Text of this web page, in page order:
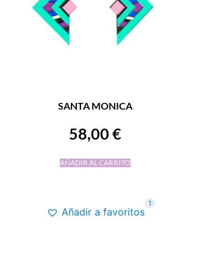
SANTA MONICA
58,00€
AÑADIR AL CARRITO
Añadir a favoritos
1